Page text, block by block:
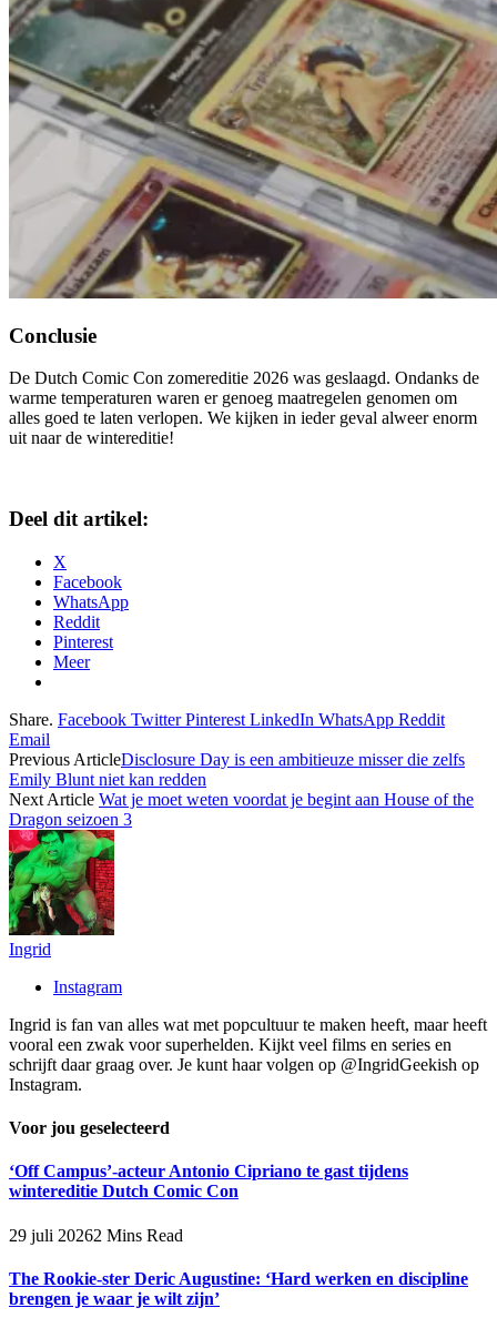
Conclusie
De Dutch Comic Con zomereditie 2026 was geslaagd. Ondanks de
warme temperaturen waren er genoeg maatregelen genomen om
alles goed te laten verlopen. We kijken in ieder geval alweer enorm
uit naar de wintereditie!
Deel dit artikel:
X
Facebook
WhatsApp
Reddit
Pinterest
Meer
Share. Facebook Twitter Pinterest LinkedIn WhatsApp Reddit
Email
Previous ArticleDisclosure Day is een ambitieuze misser die zelfs
Emily Blunt niet kan redden
Next Article Wat je moet weten voordat je begint aan House of the
Dragon seizoen 3
Ingrid
Instagram
Ingrid is fan van alles wat met popcultuur te maken heeft, maar heeft
vooral een zwak voor superhelden. Kijkt veel films en series en
schrijft daar graag over. Je kunt haar volgen op @IngridGeekish op
Instagram.
Voor jou geselecteerd
‘Off Campus’-acteur Antonio Cipriano te gast tijdens
wintereditie Dutch Comic Con
29 juli 20262 Mins Read
The Rookie-ster Deric Augustine: ‘Hard werken en discipline
brengen je waar je wilt zijn’